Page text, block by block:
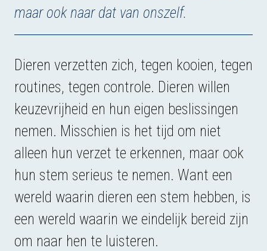
maar ook naar dat van onszelf.
Dieren verzetten zich, tegen kooien, tegen
routines, tegen controle. Dieren willen
keuzevrijheid en hun eigen beslissingen
nemen. Misschien is het tijd om niet
alleen hun verzet te erkennen, maar ook
hun stem serieus te nemen. Want een
wereld waarin dieren een stem hebben, is
een wereld waarin we eindelijk bereid zijn
om naar hen te luisteren.